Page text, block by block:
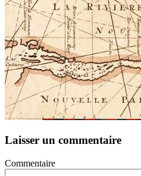
Laisser un commentaire
Commentaire